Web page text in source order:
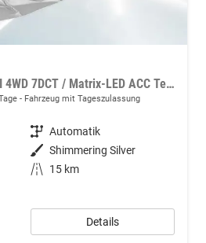
Comfort Plus 1.6 T-GDI 4WD 7DCT / Matrix-LED ACC Teilleder Shz vo+hi + Lenkradheizung Elek. Heck Alu 18"
Fahrzeug mit Tageszulassung
Getriebe Automatik
Außenfarbe Shimmering Silver
Kilometerstand
15 km
Details